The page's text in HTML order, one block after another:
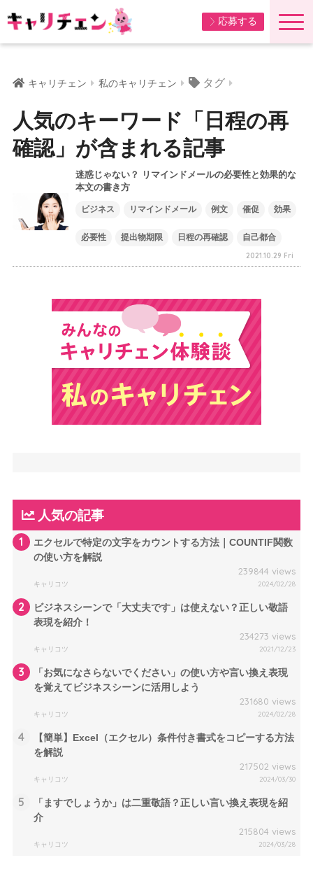
応募する
キャリチェン 私のキャリチェン タグ
人気のキーワード「日程の再
確認」が含まれる記事
迷惑じゃない？ リマインドメールの必要性と効果的な
本文の書き方
ビジネス リマインドメール 例文 催促 効果
必要性 提出物期限 日程の再確認 自己都合
2021.10.29 Fri
人気の記事
1
エクセルで特定の文字をカウントする方法｜COUNTIF関数
の使い方を解説
239844 views
キャリコツ 2024/02/28
2
ビジネスシーンで「大丈夫です」は使えない？正しい敬語
表現を紹介！
234273 views
キャリコツ 2021/12/23
3
「お気になさらないでください」の使い方や言い換え表現
を覚えてビジネスシーンに活用しよう
231680 views
キャリコツ 2024/02/28
4
【簡単】Excel（エクセル）条件付き書式をコピーする方法
を解説
217502 views
キャリコツ 2024/03/30
5
「ますでしょうか」は二重敬語？正しい言い換え表現を紹
介
215804 views
キャリコツ 2024/03/28